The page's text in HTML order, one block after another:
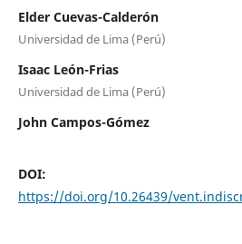
Elder Cuevas-Calderón
Universidad de Lima (Perú)
Isaac León-Frias
Universidad de Lima (Perú)
John Campos-Gómez
DOI:
https://doi.org/10.26439/